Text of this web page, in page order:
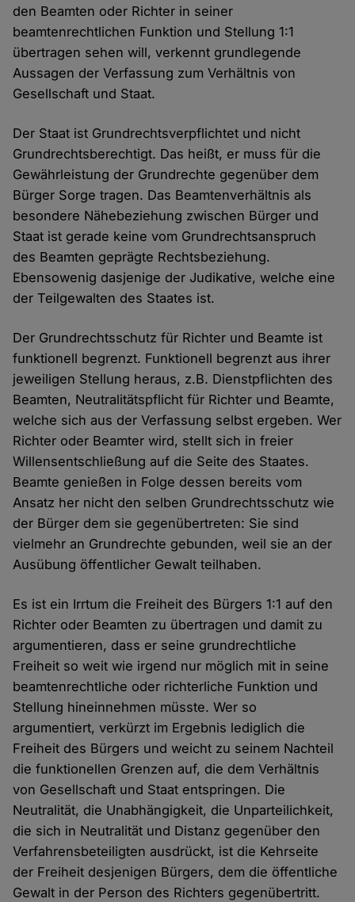
den Beamten oder Richter in seiner
beamtenrechtlichen Funktion und Stellung 1:1
übertragen sehen will, verkennt grundlegende
Aussagen der Verfassung zum Verhältnis von
Gesellschaft und Staat.
Der Staat ist Grundrechtsverpflichtet und nicht
Grundrechtsberechtigt. Das heißt, er muss für die
Gewährleistung der Grundrechte gegenüber dem
Bürger Sorge tragen. Das Beamtenverhältnis als
besondere Nähebeziehung zwischen Bürger und
Staat ist gerade keine vom Grundrechtsanspruch
des Beamten geprägte Rechtsbeziehung.
Ebensowenig dasjenige der Judikative, welche eine
der Teilgewalten des Staates ist.
Der Grundrechtsschutz für Richter und Beamte ist
funktionell begrenzt. Funktionell begrenzt aus ihrer
jeweiligen Stellung heraus, z.B. Dienstpflichten des
Beamten, Neutralitätspflicht für Richter und Beamte,
welche sich aus der Verfassung selbst ergeben. Wer
Richter oder Beamter wird, stellt sich in freier
Willensentschließung auf die Seite des Staates.
Beamte genießen in Folge dessen bereits vom
Ansatz her nicht den selben Grundrechtsschutz wie
der Bürger dem sie gegenübertreten: Sie sind
vielmehr an Grundrechte gebunden, weil sie an der
Ausübung öffentlicher Gewalt teilhaben.
Es ist ein Irrtum die Freiheit des Bürgers 1:1 auf den
Richter oder Beamten zu übertragen und damit zu
argumentieren, dass er seine grundrechtliche
Freiheit so weit wie irgend nur möglich mit in seine
beamtenrechtliche oder richterliche Funktion und
Stellung hineinnehmen müsste. Wer so
argumentiert, verkürzt im Ergebnis lediglich die
Freiheit des Bürgers und weicht zu seinem Nachteil
die funktionellen Grenzen auf, die dem Verhältnis
von Gesellschaft und Staat entspringen. Die
Neutralität, die Unabhängigkeit, die Unparteilichkeit,
die sich in Neutralität und Distanz gegenüber den
Verfahrensbeteiligten ausdrückt, ist die Kehrseite
der Freiheit desjenigen Bürgers, dem die öffentliche
Gewalt in der Person des Richters gegenübertritt.